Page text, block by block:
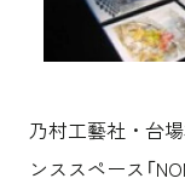
よくあるご質問
協力会社様専用ページ
お問い合わせ
乃村工藝社・台
ンススペース「